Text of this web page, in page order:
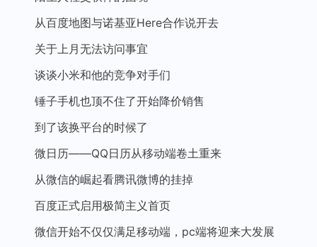
从百度地图与诺基亚Here合作说开去
关于上月无法访问事宜
谈谈小米和他的竞争对手们
锤子手机也顶不住了开始降价销售
到了该换平台的时候了
微日历——QQ日历从移动端卷土重来
从微信的崛起看腾讯微博的挂掉
百度正式启用极简主义首页
微信开始不仅仅满足移动端，pc端将迎来大发展